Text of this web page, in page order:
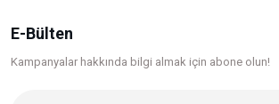
E-Bülten
Kampanyalar hakkında bilgi almak için abone olun!